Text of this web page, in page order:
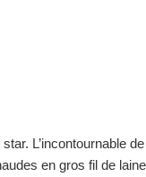
L’incontournable
en gros fil de